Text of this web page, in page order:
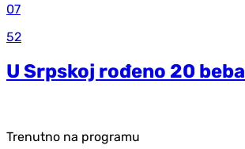
07
52
U Srpskoj rođeno 20 beba
Trenutno na programu